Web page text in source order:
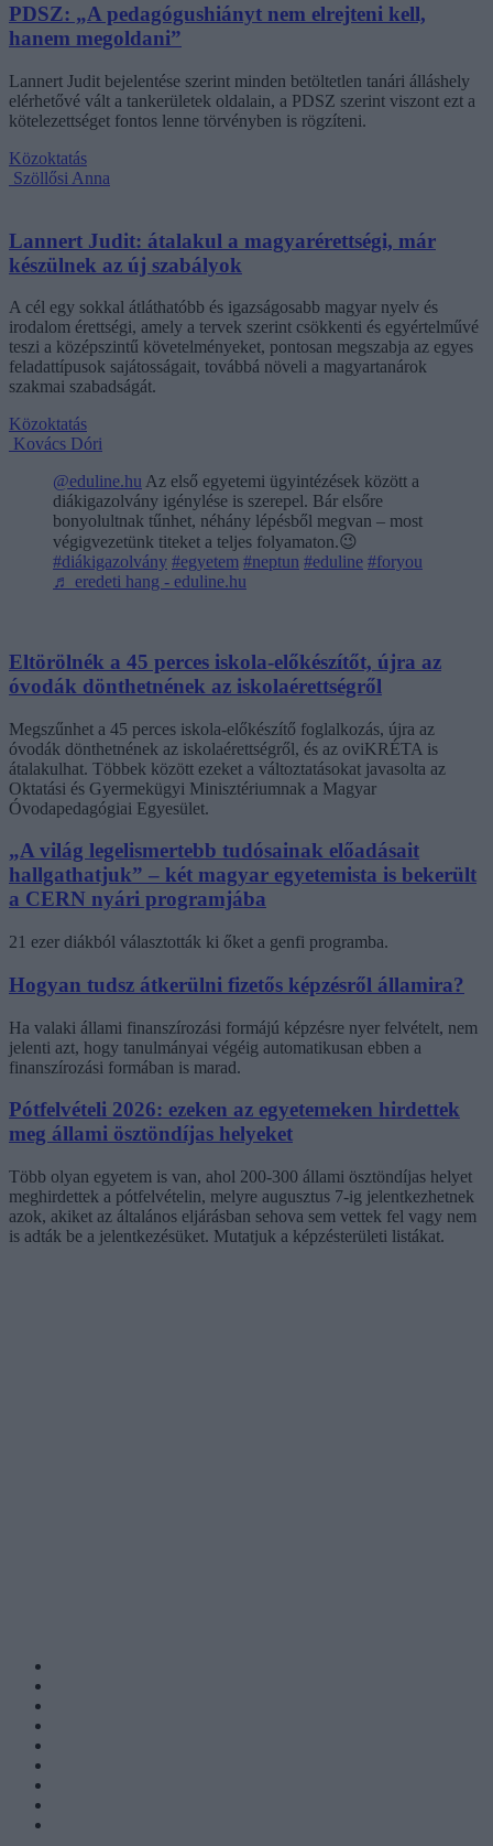
PDSZ: „A pedagógushiányt nem elrejteni kell,
hanem megoldani”
Lannert Judit bejelentése szerint minden betöltetlen tanári álláshely
elérhetővé vált a tankerületek oldalain, a PDSZ szerint viszont ezt a
kötelezettséget fontos lenne törvényben is rögzíteni.
Közoktatás
Szöllősi Anna
Lannert Judit: átalakul a magyarérettségi, már
készülnek az új szabályok
A cél egy sokkal átláthatóbb és igazságosabb magyar nyelv és
irodalom érettségi, amely a tervek szerint csökkenti és egyértelművé
teszi a középszintű követelményeket, pontosan megszabja az egyes
feladattípusok sajátosságait, továbbá növeli a magyartanárok
szakmai szabadságát.
Közoktatás
Kovács Dóri
@eduline.hu Az első egyetemi ügyintézések között a
diákigazolvány igénylése is szerepel. Bár elsőre
bonyolultnak tűnhet, néhány lépésből megvan – most
végigvezetünk titeket a teljes folyamaton.😉
#diákigazolvány #egyetem #neptun #eduline #foryou
♬ eredeti hang - eduline.hu
Eltörölnék a 45 perces iskola-előkészítőt, újra az
óvodák dönthetnének az iskolaérettségről
Megszűnhet a 45 perces iskola-előkészítő foglalkozás, újra az
óvodák dönthetnének az iskolaérettségről, és az oviKRÉTA is
átalakulhat. Többek között ezeket a változtatásokat javasolta az
Oktatási és Gyermekügyi Minisztériumnak a Magyar
Óvodapedagógiai Egyesület.
„A világ legelismertebb tudósainak előadásait
hallgathatjuk” – két magyar egyetemista is bekerült
a CERN nyári programjába
21 ezer diákból választották ki őket a genfi programba.
Hogyan tudsz átkerülni fizetős képzésről államira?
Ha valaki állami finanszírozási formájú képzésre nyer felvételt, nem
jelenti azt, hogy tanulmányai végéig automatikusan ebben a
finanszírozási formában is marad.
Pótfelvételi 2026: ezeken az egyetemeken hirdettek
meg állami ösztöndíjas helyeket
Több olyan egyetem is van, ahol 200-300 állami ösztöndíjas helyet
meghirdettek a pótfelvételin, melyre augusztus 7-ig jelentkezhetnek
azok, akiket az általános eljárásban sehova sem vettek fel vagy nem
is adták be a jelentkezésüket. Mutatjuk a képzésterületi listákat.